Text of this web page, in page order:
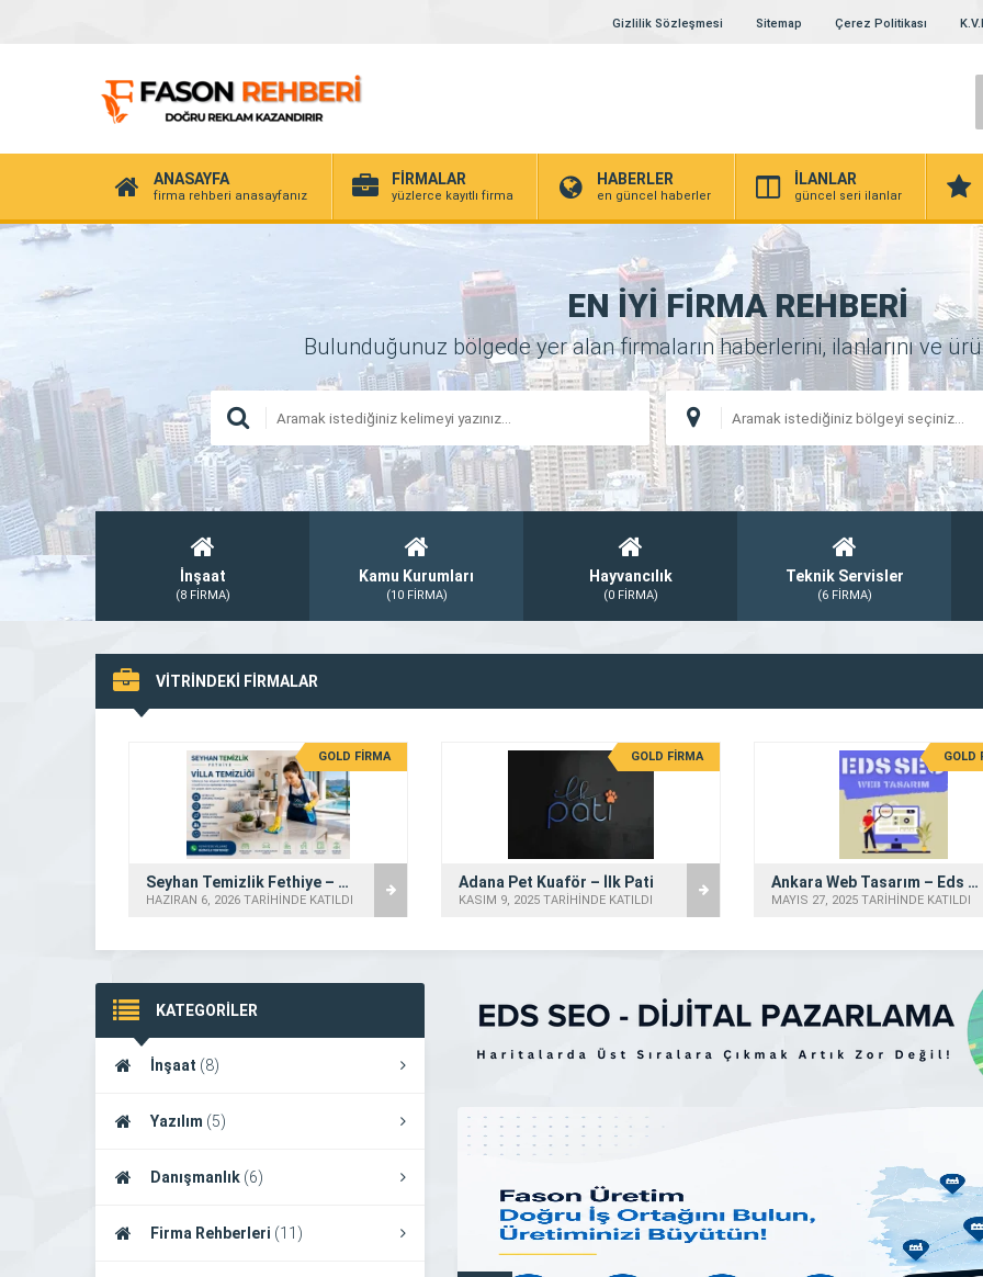
Gizlilik Sözleşmesi Sitemap Çerez Politikası
ANASAYFA
firma rehberi anasayfanız
FİRMALAR
yüzlerce kayıtlı firma
HABERLER
en güncel haberler
İLANLAR
güncel seri ilanlar
EN İYİ FİRMA REHBERİ
Bulunduğunuz bölgede yer alan firmaların haberlerini, ilanlarını ve
İnşaat
(8 FİRMA)
Kamu Kurumları
(10 FİRMA)
Hayvancılık
(0 FİRMA)
Teknik Servisler
(6 FİRMA)
VİTRİNDEKİ FİRMALAR
GOLD FİRMA
Seyhan Temizlik Fethiye – Villa Temizliği
HAZIRAN 6, 2026 TARİHİNDE KATILDI
GOLD FİRMA
Adana Pet Kuaför – İlk Pati
KASIM 9, 2025 TARİHİNDE KATILDI
GOLD
Ankara Web Tasarım – Eds Seo
MAYIS 27, 2025 TARİHİNDE KATILDI
KATEGORİLER
İnşaat (8)
Yazılım (5)
Danışmanlık (6)
Firma Rehberleri (11)